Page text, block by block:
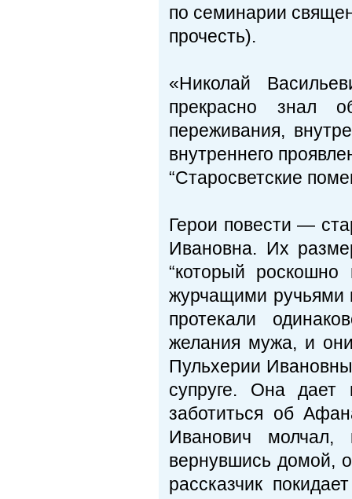
по семинарии
прочесть).
«Николай
прекрасно знал
переживания,
внутреннего
“Старосветские
Герои повести —
Ивановна. Их
“который
журчащими ручьями
протекали
желания мужа, и
Пульхерии
супруге. Она дает
заботиться об
Иванович
вернувшись домой,
рассказчик